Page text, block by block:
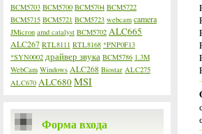
BCM5703 BCM5700 BCM5704 BCM5722
BCM5715 BCM5721 BCM5723 webcam camera
JMicron amd catalyst BCM5702 ALC665
ALC267 RTL8111 RTL8168 *PNP0F13
*SYN0002 драйвер звука BCM5786 1.3M
WebCam Windows ALC268 Biostar ALC275
ALC670 ALC680MSI
Форма входа